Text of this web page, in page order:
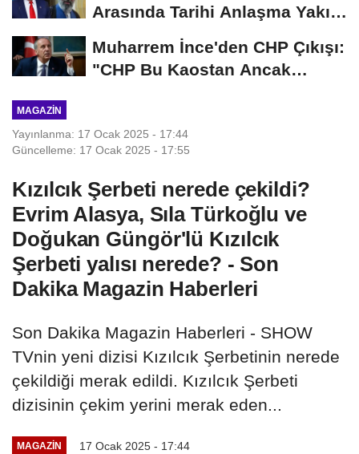
Arasında Tarihi Anlaşma Yakın!
Muharrem İnce'den CHP Çıkışı:
"CHP Bu Kaostan Ancak
MAGAZIN
Yayınlanma: 17 Ocak 2025 - 17:44
Güncelleme: 17 Ocak 2025 - 17:55
Kızılcık Şerbeti nerede çekildi?
Evrim Alasya, Sıla Türkoğlu ve
Doğukan Güngör'lü Kızılcık
Şerbeti yalısı nerede? - Son
Dakika Magazin Haberleri
Son Dakika Magazin Haberleri - SHOW
TVnin yeni dizisi Kızılcık Şerbetinin nerede
çekildiği merak edildi. Kızılcık Şerbeti
dizisinin çekim yerini merak eden...
MAGAZIN 17 Ocak 2025 - 17:44